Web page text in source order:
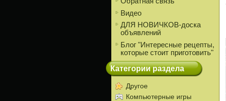
Видео
ДЛЯ НОВИЧКОВ-доска
объявлений
Блог "Интересные рецепты,
которые стоит приготовить"
Категории раздела
Другое
Компьютерные игры